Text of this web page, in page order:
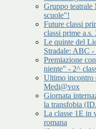
Gruppo teatrale
scuole"!
Future classi
classi prime a.s.
Le quinte del
Stradale: ABC
Premiazione
niente" - 2^
Ultimo incontro
Medi@vox
Giornata
la transfobia
La classe 1E in
romana